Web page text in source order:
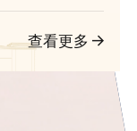
查看更多